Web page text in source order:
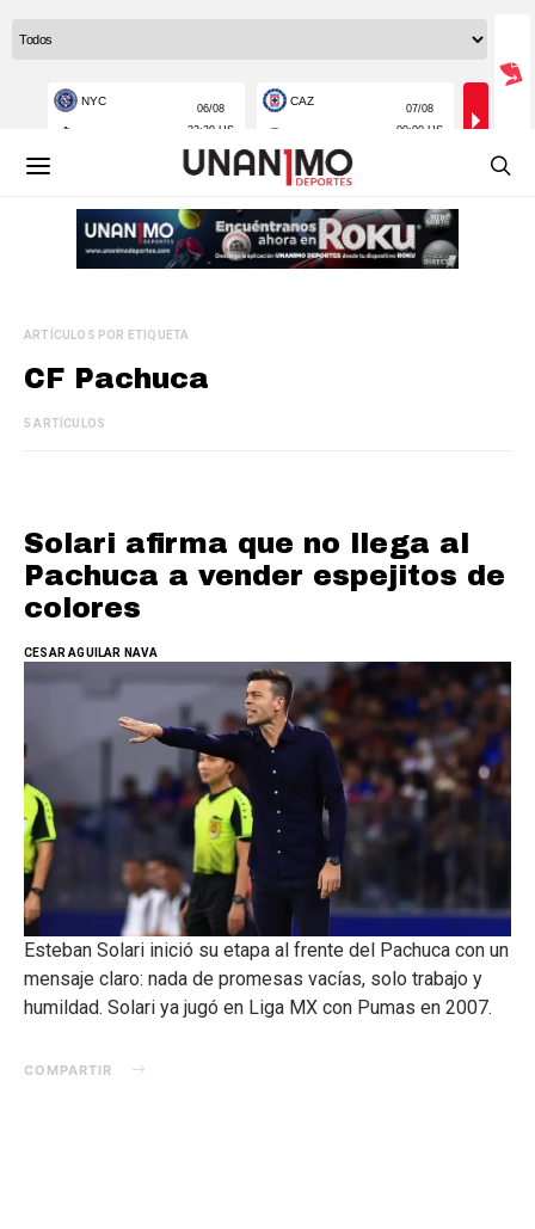
ARTÍCULOS POR ETIQUETA
CF Pachuca
5 ARTÍCULOS
Solari afirma que no llega al
Pachuca a vender espejitos de
colores
CESAR AGUILAR NAVA
Esteban Solari inició su etapa al frente del Pachuca con un
mensaje claro: nada de promesas vacías, solo trabajo y
humildad. Solari ya jugó en Liga MX con Pumas en 2007.
COMPARTIR